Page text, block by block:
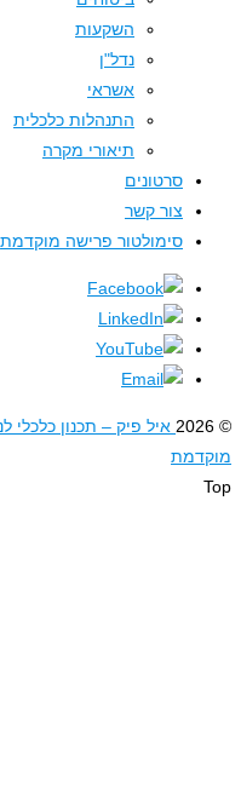
השקעות
נדל"ן
אשראי
התנהלות כלכלית
תיאורי מקרה
סרטונים
צור קשר
סימולטור פרישה מוקדמת
איל פיק – תכנון כלכלי